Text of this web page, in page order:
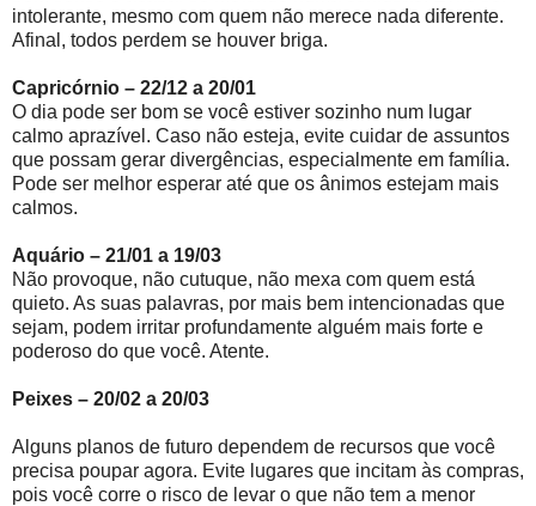
intolerante, mesmo com quem não merece nada diferente.
Afinal, todos perdem se houver briga.
Capricórnio – 22/12 a 20/01
O dia pode ser bom se você estiver sozinho num lugar
calmo aprazível. Caso não esteja, evite cuidar de assuntos
que possam gerar divergências, especialmente em família.
Pode ser melhor esperar até que os ânimos estejam mais
calmos.
Aquário – 21/01 a 19/03
Não provoque, não cutuque, não mexa com quem está
quieto. As suas palavras, por mais bem intencionadas que
sejam, podem irritar profundamente alguém mais forte e
poderoso do que você. Atente.
Peixes – 20/02 a 20/03
Alguns planos de futuro dependem de recursos que você
precisa poupar agora. Evite lugares que incitam às compras,
pois você corre o risco de levar o que não tem a menor